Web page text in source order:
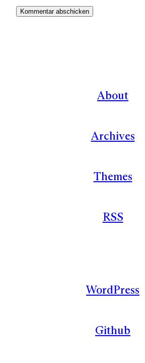
About
Archives
Themes
RSS
WordPress
Github